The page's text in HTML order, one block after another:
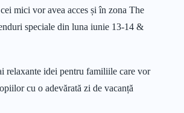
mici vor avea acces și în zona The
speciale din luna iunie 13-14 &
relaxante idei pentru familiile care vor
cu o adevărată zi de vacanță